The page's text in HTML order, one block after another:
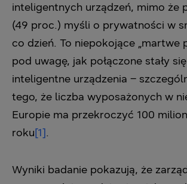
inteligentnych urządzeń, mimo że
(49 proc.) myśli o prywatności w
co dzień. To niepokojące „martwe
pod uwagę, jak połączone stały
inteligentne urządzenia –
tego, że liczba wyposażonych w
Europie ma przekroczyć 100
roku[1].
Wyniki badanie pokazują, że